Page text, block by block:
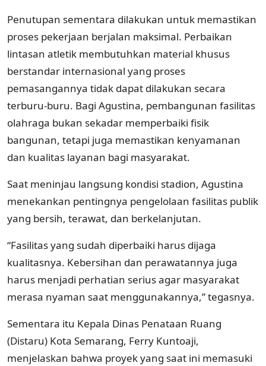
Penutupan sementara dilakukan untuk memastikan
proses pekerjaan berjalan maksimal. Perbaikan
lintasan atletik membutuhkan material khusus
berstandar internasional yang proses
pemasangannya tidak dapat dilakukan secara
terburu-buru. Bagi Agustina, pembangunan fasilitas
olahraga bukan sekadar memperbaiki fisik
bangunan, tetapi juga memastikan kenyamanan
dan kualitas layanan bagi masyarakat.
Saat meninjau langsung kondisi stadion, Agustina
menekankan pentingnya pengelolaan fasilitas publik
yang bersih, terawat, dan berkelanjutan.
“Fasilitas yang sudah diperbaiki harus dijaga
kualitasnya. Kebersihan dan perawatannya juga
harus menjadi perhatian serius agar masyarakat
merasa nyaman saat menggunakannya,” tegasnya.
Sementara itu Kepala Dinas Penataan Ruang
(Distaru) Kota Semarang, Ferry Kuntoaji,
menjelaskan bahwa proyek yang saat ini memasuki